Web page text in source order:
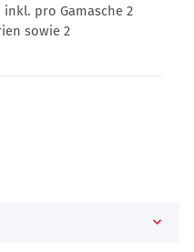
inkl. pro Gamasche 2
sowie 2